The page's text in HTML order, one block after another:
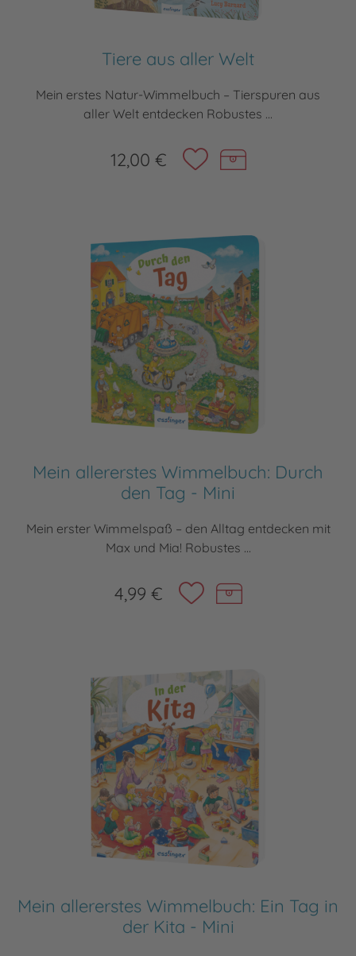
Tiere aus aller Welt
Mein erstes Natur-Wimmelbuch – Tierspuren aus
aller Welt entdecken Robustes ...
12,00 €
Mein allererstes Wimmelbuch: Durch
den Tag - Mini
Mein erster Wimmelspaß – den Alltag entdecken mit
Max und Mia! Robustes ...
4,99 €
Mein allererstes Wimmelbuch: Ein Tag in
der Kita - Mini